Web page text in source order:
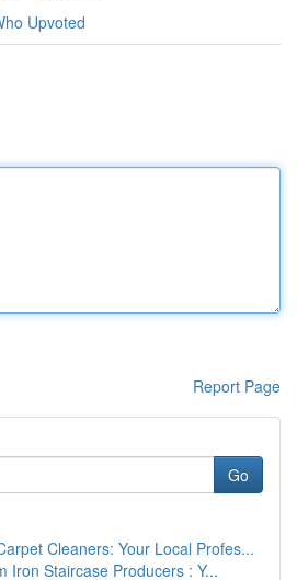
Upvoted
Report Page
Go
Cleaners: Your Local Profes...
Iron Staircase Producers : Y...